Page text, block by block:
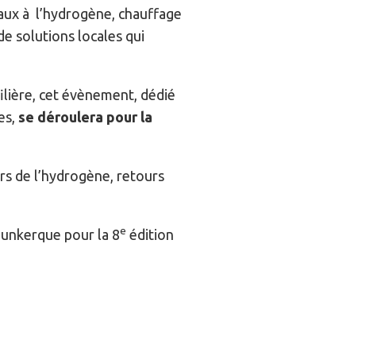
à l’hydrogène, chauffage
solutions locales qui
cet évènement, dédié
se déroulera pour la
de l’hydrogène, retours
pour la 8e édition